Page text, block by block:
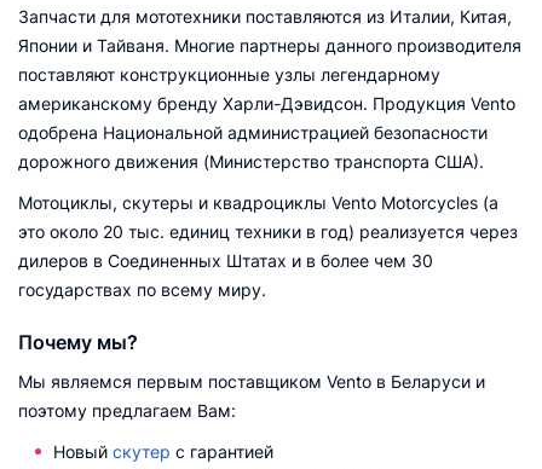
Запчасти для мототехники поставляются из Италии, Китая,
Японии и Тайваня. Многие партнеры данного производителя
поставляют конструкционные узлы легендарному
американскому бренду Харли-Дэвидсон. Продукция Vento
одобрена Национальной администрацией безопасности
дорожного движения (Министерство транспорта США).
Мотоциклы, скутеры и квадроциклы Vento Motorcycles (а
это около 20 тыс. единиц техники в год) реализуется через
дилеров в Соединенных Штатах и в более чем 30
государствах по всему миру.
Почему мы?
Мы являемся первым поставщиком Vento в Беларуси и
поэтому предлагаем Вам:
Новый скутер с гарантией